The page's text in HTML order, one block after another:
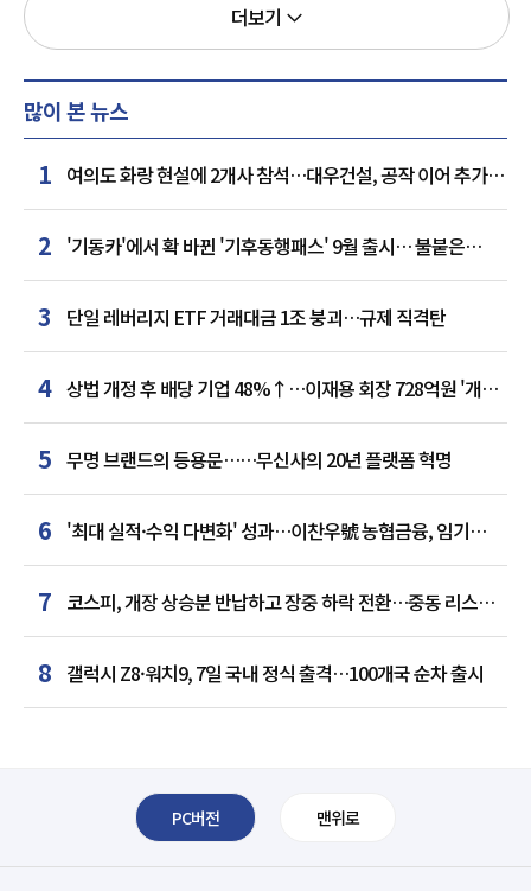
더보기
많이 본 뉴스
1 여의도 화랑 현설에 2개사 참석…대우건설, 공작 이어 추가
거점 확보하나
2 '기동카'에서 확 바뀐 '기후동행패스' 9월 출시… 불붙은
카드사 경쟁
3 단일 레버리지 ETF 거래대금 1조 붕괴…규제 직격탄
4 상법 개정 후 배당 기업 48%↑…이재용 회장 728억원 '개인
최다'
5 무명 브랜드의 등용문……무신사의 20년 플랫폼 혁명
6 '최대 실적·수익 다변화' 성과…이찬우號 농협금융, 임기
말년 성장 박차
7 코스피, 개장 상승분 반납하고 장중 하락 전환…중동 리스크·
美 경계감
8 갤럭시 Z8·워치9, 7일 국내 정식 출격…100개국 순차 출시
PC버전 맨위로